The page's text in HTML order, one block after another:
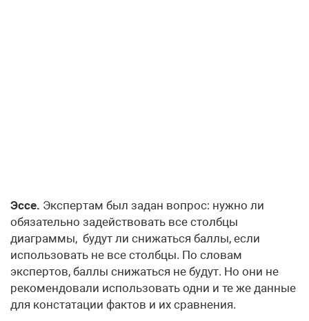
Эссе. Экспертам был задан вопрос: нужно ли
обязательно задействовать все столбцы
диаграммы, будут ли снижаться баллы, если
использовать не все столбцы. По словам
экспертов, баллы снижаться не будут. Но они не
рекомендовали использовать одни и те же данные
для констатации фактов и их сравнения.